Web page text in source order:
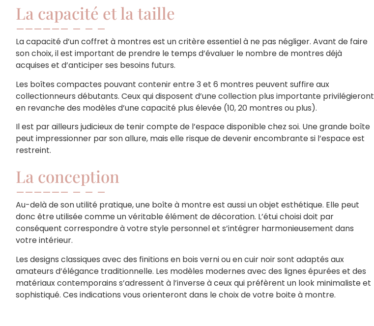
La capacité et la taille
La capacité d’un coffret à montres est un critère essentiel à ne pas négliger. Avant de faire
son choix, il est important de prendre le temps d’évaluer le nombre de montres déjà
acquises et d’anticiper ses besoins futurs.
Les boîtes compactes pouvant contenir entre 3 et 6 montres peuvent suffire aux
collectionneurs débutants. Ceux qui disposent d’une collection plus importante privilégieront
en revanche des modèles d’une capacité plus élevée (10, 20 montres ou plus).
Il est par ailleurs judicieux de tenir compte de l’espace disponible chez soi. Une grande boîte
peut impressionner par son allure, mais elle risque de devenir encombrante si l’espace est
restreint.
La conception
Au-delà de son utilité pratique, une boîte à montre est aussi un objet esthétique. Elle peut
donc être utilisée comme un véritable élément de décoration. L’étui choisi doit par
conséquent correspondre à votre style personnel et s’intégrer harmonieusement dans
votre intérieur.
Les designs classiques avec des finitions en bois verni ou en cuir noir sont adaptés aux
amateurs d’élégance traditionnelle. Les modèles modernes avec des lignes épurées et des
matériaux contemporains s’adressent à l’inverse à ceux qui préfèrent un look minimaliste et
sophistiqué. Ces indications vous orienteront dans le choix de votre boite à montre.